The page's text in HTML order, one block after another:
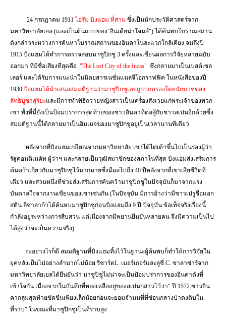
24 กรกฎาคม 1911 ไฮรัม บิงแฮม ที่สาม ซึ่งเป็นนักประวัติศาสตร์จาก
มหาวิทยาลัยเยล (และเป็นต้นแบบของ"อินเดียน่าโจนส์") ได้ค้นพบโบราณสถาน
ดังกล่าวระหว่างการค้นหาโบราณสถานของอินคาในละแวกใกล้เคียง จนถึงปี
1915 บิงแฮมได้ทำการตรวจสอบมาชูปิกชู 3 ครั้งและเขียนผลการวิจัยหลายฉบับ
ออกมา ที่มีชื่อเสียงที่สุดคือ "The Lost City of the Incas" ซึ่งกลายมาเป็นเบสต์เซล
เลอร์ และได้รับการแนะนำในนิตยสารเนชั่นแนลจีโอกราฟฟิค ในหนังสือของปี
1930 บิงแฮมได้นำเสนอสมมติฐานว่ามาชูปิกชูเคยถูกปกครองโดยนักบวชของ
ลัทธิบูชาสุริยะและมีการทำพิธีถวายหญิงสาวเป็นเครื่องสังเวยแก่พระเจ้าของพวก
เขา ทั้งที่นี่ยังเป็นป้อมปราการสุดท้ายของชาวอินคาที่ต่อสู้กับชาวสเปนอีกด้วยซึ่ง
สมมติฐานนี้ได้กลายมาเป็นอิมเมจของมาชูปิกชูอยู่เป็นเวลานานทีเดียว
หลังจากที่บิงแฮมเกษียณจากมหาวิทยาลัย เขาได้ไต่เต้าขึ้นไปเป็นรองผู้ว่า
รัฐคอนติเนคัท ผู้ว่าฯ และกลายเป็นวุฒิสมาชิกของสภาในที่สุด บิงแฮมส่งเสริมการ
ค้นคว้าเกี่ยวกับมาชูปิกชูไว้มากมายซึ่งมีผลไปถึง 40ปีหลังจากที่เขาเสียชีวิตที
เดียว และส่วนหนึ่งที่ช่วยส่งเสริมการค้นคว้ามาชูปิกชูในปัจจุบันก็มาจากแรง
บันดาลใจจากงานเขียนของเขาเช่นกัน (ในปัจจุบัน มีการอ้างว่ามีชาวเปรูชื่อแอก
สติน ลีซาลาก้าได้ค้นพบมาชูปิกชูก่อนบิงแฮมถึง 9ปี ปัจจุบัน ข้อเท็จจริงเรื่องนี้
กำลังอยู่ระหว่างการสืบสวน แต่เนื่องจากมีพยานยืนยันหลายคน จึงมีความเป็นไป
ได้สูงว่าจะเป็นความจริง)
จะอย่างไรก็ดี สมมติฐานที่บิงแฮมทิ้งไว้ในฐานะผู้ค้นพบก็ทำให้การวิจัยใน
ยุคหลังเป็นไปอย่างลำบากไม่น้อย ริชาร์ดL. เบอร์เกอร์และลูซี่ C. ซาลาซ่าร์จาก
มหาวิทยาลัยเยลได้ยืนยันว่า มาชูปิชูไม่น่าจะเป็นป้อมปราการของอินคาดังที่
เข้าใจกัน เนื่องจากในบันทึกที่หลงเหลืออยู่ของสเปนกล่าวไว้ว่า" ปี 1572 ชาวอิน
คากลุ่มสุดท้ายขัดขืนเพียงเล็กน้อยก่อนจะยอมจำนนที่ที่ซ่อนกลางป่าดงดิบใน
ที่ราบ" ในขณะที่มาชูปิกชูเป็นที่ราบสูง